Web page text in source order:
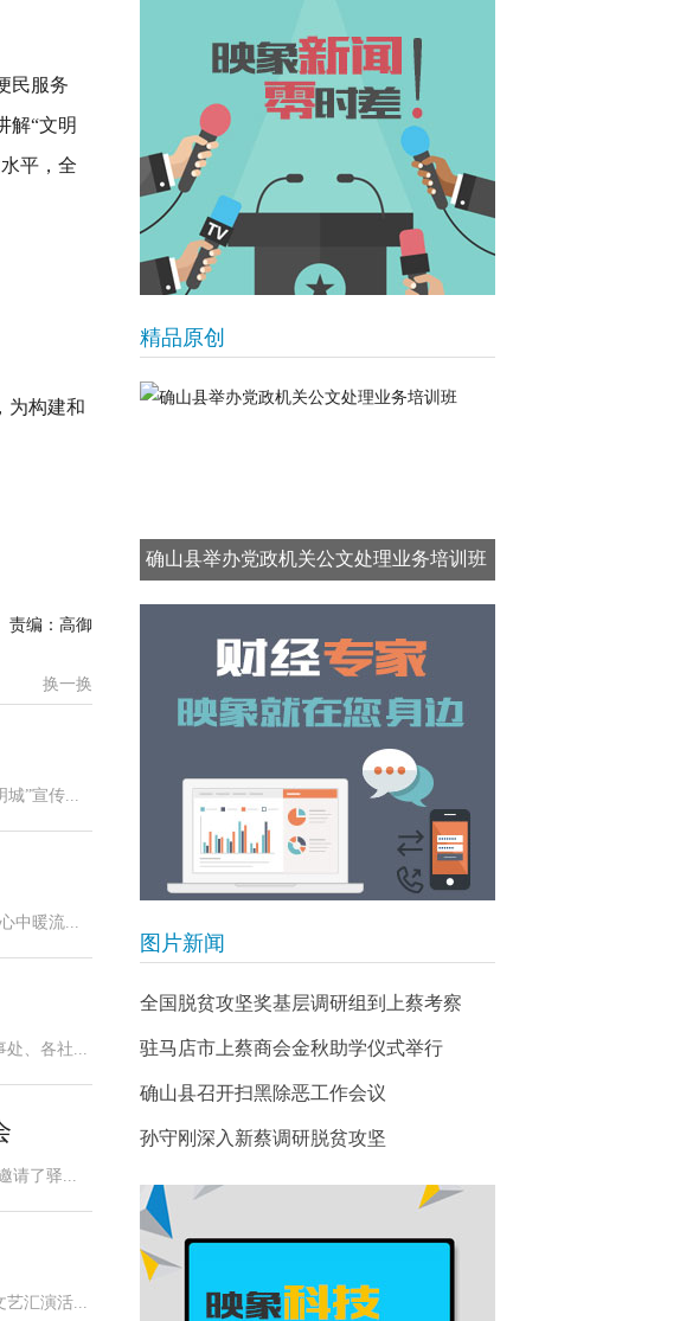
民服务
解“文明
平，全
为构建和
责编：高御
换一换
城”宣传...
中暖流...
处、各社...
请了驿...
艺汇演活...
精品原创
确山县举办党政机关公文处理业务培训班
图片新闻
全国脱贫攻坚奖基层调研组到上蔡考察
驻马店市上蔡商会金秋助学仪式举行
确山县召开扫黑除恶工作会议
孙守刚深入新蔡调研脱贫攻坚